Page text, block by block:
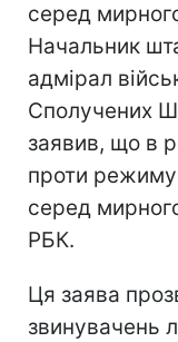
серед
Начальник
адмірал
Сполучених
заявив, що в
проти
серед
РБК.
Ця заява
звинувачень